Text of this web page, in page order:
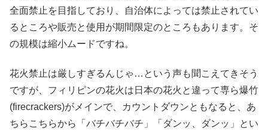
全面禁止を目指しており、自治体によっては禁止されてい
るところや販売と使用が期間限定のところもあります。そ
の規模は縮小ムードですね。
花火禁止は厳しすぎるんじゃ…という声も聞こえてきそう
ですが、フィリピンの花火は日本の花火と違って専ら爆竹
(firecrackers)がメインで、カウントダウンともなると、あ
ちらこちらから「バチバチバチ」「ダンッ、ダンッ」とい